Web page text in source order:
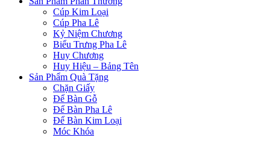
Cúp Kim Loại
Cúp Pha Lê
Kỷ Niệm Chương
Biểu Trưng Pha Lê
Huy Chương
Huy Hiệu – Bảng Tên
Sản Phẩm Quà Tặng
Chặn Giấy
Để Bàn Gỗ
Để Bàn Pha Lê
Để Bàn Kim Loại
Móc Khóa